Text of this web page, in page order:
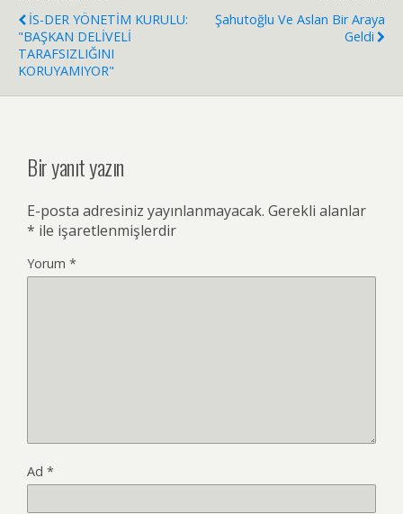
İS-DER YÖNETİM KURULU:
"BAŞKAN DELİVELİ
TARAFSIZLIĞINI
KORUYAMIYOR"
Şahutoğlu Ve Aslan Bir Araya
Geldi
Bir yanıt yazın
E-posta adresiniz yayınlanmayacak. Gerekli alanlar
* ile işaretlenmişlerdir
Yorum *
Ad *